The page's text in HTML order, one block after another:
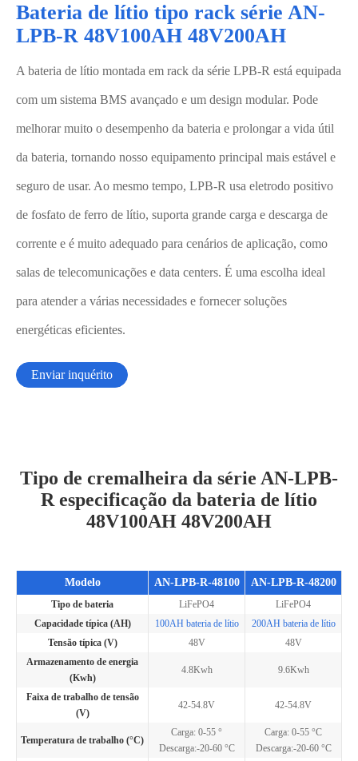
Bateria de lítio tipo rack série AN-
LPB-R 48V100AH 48V200AH
A bateria de lítio montada em rack da série LPB-R está equipada
com um sistema BMS avançado e um design modular. Pode
melhorar muito o desempenho da bateria e prolongar a vida útil
da bateria, tornando nosso equipamento principal mais estável e
seguro de usar. Ao mesmo tempo, LPB-R usa eletrodo positivo
de fosfato de ferro de lítio, suporta grande carga e descarga de
corrente e é muito adequado para cenários de aplicação, como
salas de telecomunicações e data centers. É uma escolha ideal
para atender a várias necessidades e fornecer soluções
energéticas eficientes.
Enviar inquérito
Tipo de cremalheira da série AN-LPB-
R especificação da bateria de lítio
48V100AH 48V200AH
Modelo AN-LPB-R-48100 AN-LPB-R-48200
Tipo de bateria LiFePO4
LiFePO4
Capacidade típica (AH)
100AH bateria de lítio
200AH bateria de lítio
Tensão típica (V)
48V
48V
Armazenamento de energia
(Kwh)
4.8Kwh 9.6Kwh
Faixa de trabalho de tensão
(V)
42-54.8V 42-54.8V
Temperatura de trabalho (°C)
Carga: 0-55 °
Descarga:-20-60 °C
Carga: 0-55 °C
Descarga:-20-60 °C